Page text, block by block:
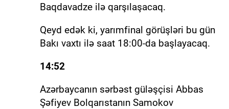
Baqdavadze ilə qarşılaşacaq.
Qeyd edək ki, yarımfinal görüşləri bu gün
Bakı vaxtı ilə saat 18:00-da başlayacaq.
14:52
Azərbaycanın sərbəst güləşçisi Abbas
Şəfiyev Bolqarıstanın Samokov